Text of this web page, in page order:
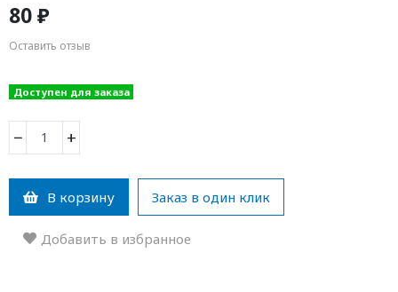
80 ₽
Оставить отзыв
Доступен для заказа
− +
В корзину Заказ в один клик
Добавить в избранное